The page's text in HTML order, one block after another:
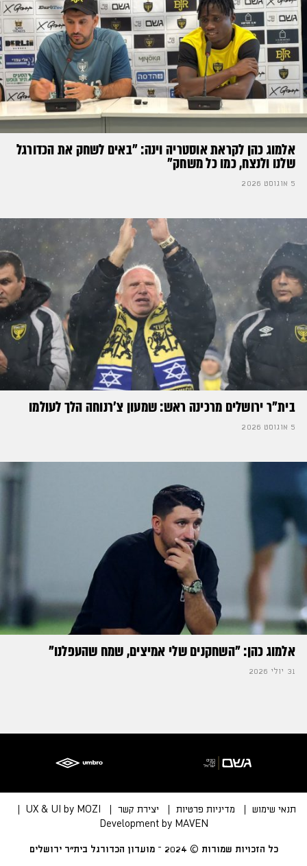
אלמוג כהן לקראת אוסטריה וינה: ״באים לשחק את הכדורגל
שלנו ולנצח, כמו כל משחק״
5 אוגוסט 2026
בית"ר ירושלים מרכינה ראש: שמעון צ'רנוחה הלך לעולמו
5 אוגוסט 2026
אלמוג כהן: "השחקנים שלי אמיצים, שמח שהעפלנו"
31 יולי 2026
תנאי שימוש מדיניות פרטיות יצירת קשר
UX & UI by MOZI
Development by MAVEN
כל הזכויות שמורות © 2024 – מועדון הכדורגל בית״ר ירושלים